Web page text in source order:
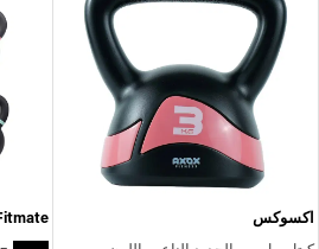
اكسوكس